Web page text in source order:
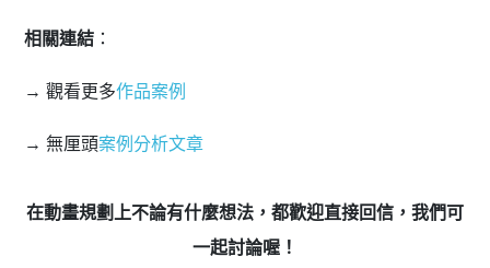
相關連結 ：
→ 觀看更多作品案例
→ 無厘頭案例分析文章
在動畫規劃上不論有什麼想法，都歡迎直接回信， 我們可
一起討論喔！